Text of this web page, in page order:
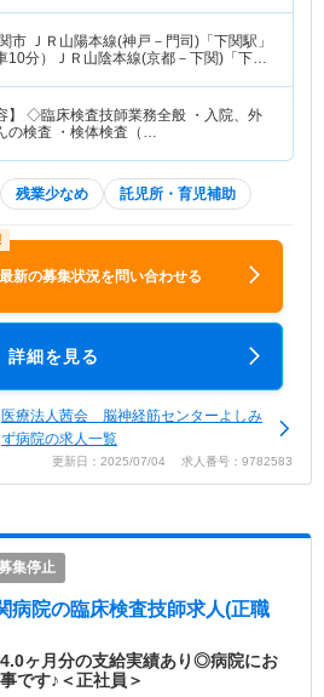
市 ＪＲ山陽本線(神戸－門司)「下関駅」
10分）ＪＲ山陰本線(京都－下関)「下関
】 ◇臨床検査技師業務全般 ・入院、外
の検査 ・検体検査（…
残業少なめ 託児所・育児補助
最新の募集状況を問い合わせる
詳細を見る
医療法人茜会 脳神経筋センターよしみ
ず病院の求人一覧
更新日：2025/07/04 求人番号：9782583
集停止
病院の臨床検査技師求人(正職
4.0ヶ月分の支給実績あり◎病院にお
です♪＜正社員＞